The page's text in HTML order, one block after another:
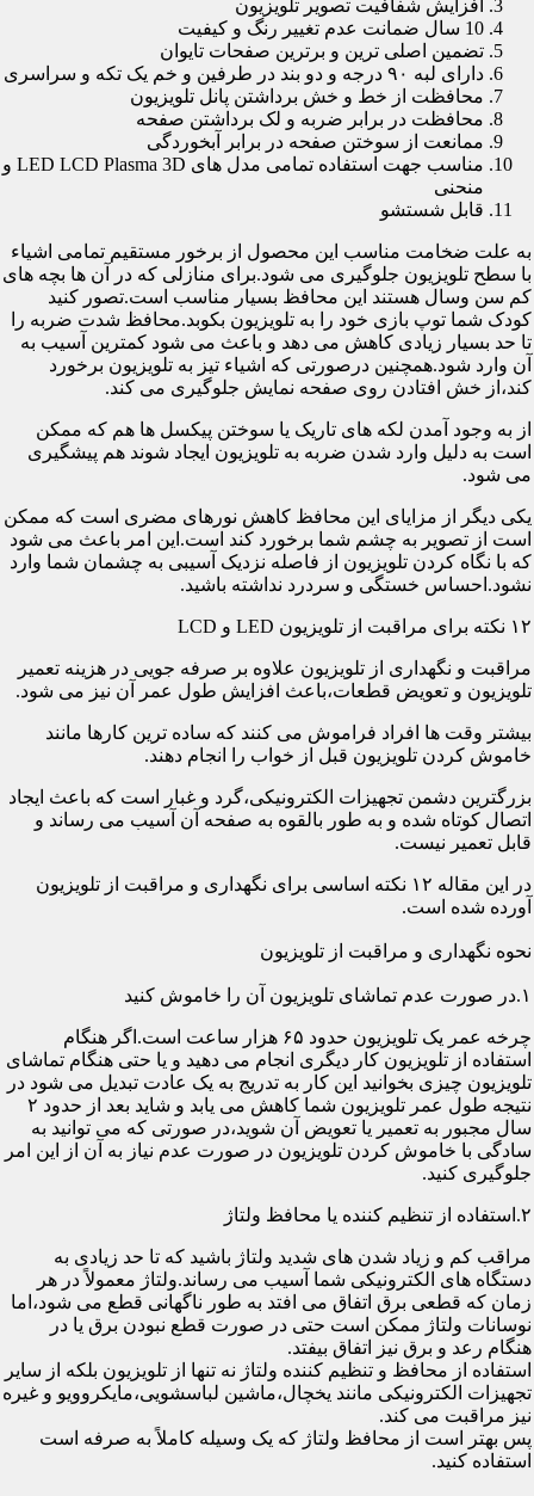
افزایش شفافیت تصویر تلویزیون
10 سال ضمانت عدم تغییر رنگ و کیفیت
تضمین اصلی ترین و برترین صفحات تایوان
دارای لبه ۹۰ درجه و دو بند در طرفین و خم یک تکه و سراسری
محافظت از خط و خش برداشتن پانل تلویزیون
محافظت در برابر ضربه و لک برداشتن صفحه
ممانعت از سوختن صفحه در برابر آبخوردگی
مناسب جهت استفاده تمامی مدل های LED LCD Plasma 3D و
منحنی
قابل شستشو
به علت ضخامت مناسب این محصول از برخور مستقیم تمامی اشیاء
با سطح تلویزیون جلوگیری می شود.برای منازلی که در آن ها بچه های
کم سن وسال هستند این محافظ بسیار مناسب است.تصور کنید
کودک شما توپ بازی خود را به تلویزیون بکوبد.محافظ شدت ضربه را
تا حد بسیار زیادی کاهش می دهد و باعث می شود کمترین آسیب به
آن وارد شود.همچنین درصورتی که اشیاء تیز به تلویزیون برخورد
کند،از خش افتادن روی صفحه نمایش جلوگیری می کند.
از به وجود آمدن لکه های تاریک یا سوختن پیکسل ها هم که ممکن
است به دلیل وارد شدن ضربه به تلویزیون ایجاد شوند هم پیشگیری
می شود.
یکی دیگر از مزایای این محافظ کاهش نورهای مضری است که ممکن
است از تصویر به چشم شما برخورد کند است.این امر باعث می شود
که با نگاه کردن تلویزیون از فاصله نزدیک آسیبی به چشمان شما وارد
نشود.احساس خستگی و سردرد نداشته باشید.
۱۲ نکته برای مراقبت از تلویزیون LED و LCD
مراقبت و نگهداری از تلویزیون علاوه بر صرفه جویی در هزینه تعمیر
تلویزیون و تعویض قطعات،باعث افزایش طول عمر آن نیز می شود.
بیشتر وقت ها افراد فراموش می کنند که ساده ترین کارها مانند
خاموش کردن تلویزیون قبل از خواب را انجام دهند.
بزرگترین دشمن تجهیزات الکترونیکی،گرد و غبار است که باعث ایجاد
اتصال کوتاه شده و به طور بالقوه به صفحه آن آسیب می رساند و
قابل تعمیر نیست.
در این مقاله ۱۲ نکته اساسی برای نگهداری و مراقبت از تلویزیون
آورده شده است.
نحوه نگهداری و مراقبت از تلویزیون
۱.در صورت عدم تماشای تلویزیون آن را خاموش کنید
چرخه عمر یک تلویزیون حدود ۶۵ هزار ساعت است.اگر هنگام
استفاده از تلویزیون کار دیگری انجام می دهید و یا حتی هنگام تماشای
تلویزیون چیزی بخوانید این کار به تدریج به یک عادت تبدیل می شود در
نتیجه طول عمر تلویزیون شما کاهش می یابد و شاید بعد از حدود ۲
سال مجبور به تعمیر یا تعویض آن شوید،در صورتی که می توانید به
سادگی با خاموش کردن تلویزیون در صورت عدم نیاز به آن از این امر
جلوگیری کنید.
۲.استفاده از تنظیم کننده یا محافظ ولتاژ
مراقب کم و زیاد شدن های شدید ولتاژ باشید که تا حد زیادی به
دستگاه های الکترونیکی شما آسیب می رساند.ولتاژ معمولاً در هر
زمان که قطعی برق اتفاق می افتد به طور ناگهانی قطع می شود،اما
نوسانات ولتاژ ممکن است حتی در صورت قطع نبودن برق یا در
هنگام رعد و برق نیز اتفاق بیفتد.
استفاده از محافظ و تنظیم کننده ولتاژ نه تنها از تلویزیون بلکه از سایر
تجهیزات الکترونیکی مانند یخچال،ماشین لباسشویی،مایکروویو و غیره
نیز مراقبت می کند.
پس بهتر است از محافظ ولتاژ که یک وسیله کاملاً به صرفه است
استفاده کنید.